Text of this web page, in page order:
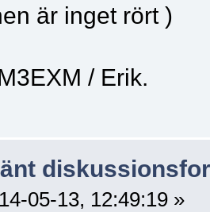
är inget rört )
/ Erik.
05-13, 12:49:19 »